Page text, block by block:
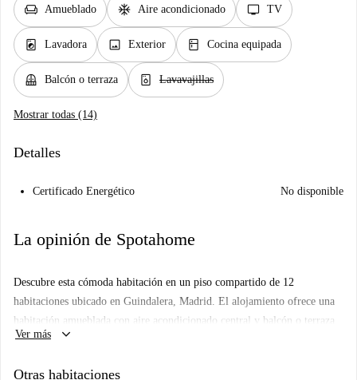
chair Amueblado ac_unit Aire acondicionado tv TV
local_laundry_service Lavadora image Exterior kitchen Cocina equipada
balcony Balcón o terraza dishwasher_gen Lavavajillas
Mostrar todas (14)
Detalles
Certificado Energético No disponible
La opinión de Spotahome
Descubre esta cómoda habitación en un piso compartido de 12
habitaciones ubicado en Guindalera, Madrid. El alojamiento ofrece una
habitación amueblada con aire acondicionado central y balcón o terraza
para una estancia agradable. La cocina está totalmente equipada,
Ver más keyboard_arrow_down
Otras habitaciones